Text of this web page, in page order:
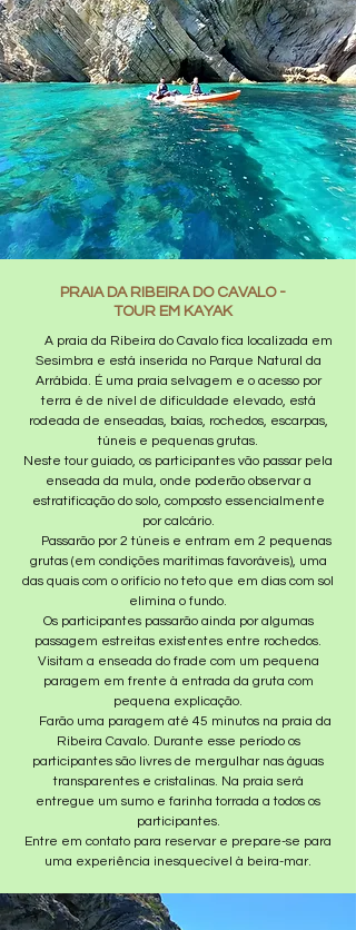
PRAIA DA RIBEIRA DO CAVALO -
TOUR EM KAYAK
A praia da Ribeira do Cavalo fica localizada em
Sesimbra e está inserida no Parque Natural da
Arrábida. É uma praia selvagem e o acesso por
terra é de nível de dificuldade elevado, está
rodeada de enseadas, baías, rochedos, escarpas,
túneis e pequenas grutas.
Neste tour guiado, os participantes vão passar pela
enseada da mula, onde poderão observar a
estratificação do solo, composto essencialmente
por calcário.
Passarão por 2 túneis e entram em 2 pequenas
grutas (em condições marítimas favoráveis), uma
das quais com o orifício no teto que em dias com sol
elimina o fundo.
Os participantes passarão ainda por algumas
passagem estreitas existentes entre rochedos.
Visitam a enseada do frade com um pequena
paragem em frente à entrada da gruta com
pequena explicação.
Farão uma paragem até 45 minutos na praia da
Ribeira Cavalo. Durante esse período os
participantes são livres de mergulhar nas águas
transparentes e cristalinas. Na praia será
entregue um sumo e farinha torrada a todos os
participantes.
Entre em contato para reservar e prepare-se para
uma experiência inesquecível à beira-mar.​​​